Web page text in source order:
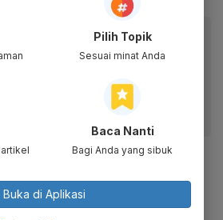
aplikasi mobile.
membaca lebih nyaman dan nikmati
Covid-19 #Covid-19
Pilih Topik
Sesuai minat Anda
Baca Nanti
Bagi Anda yang sibuk
Buka di Aplikasi